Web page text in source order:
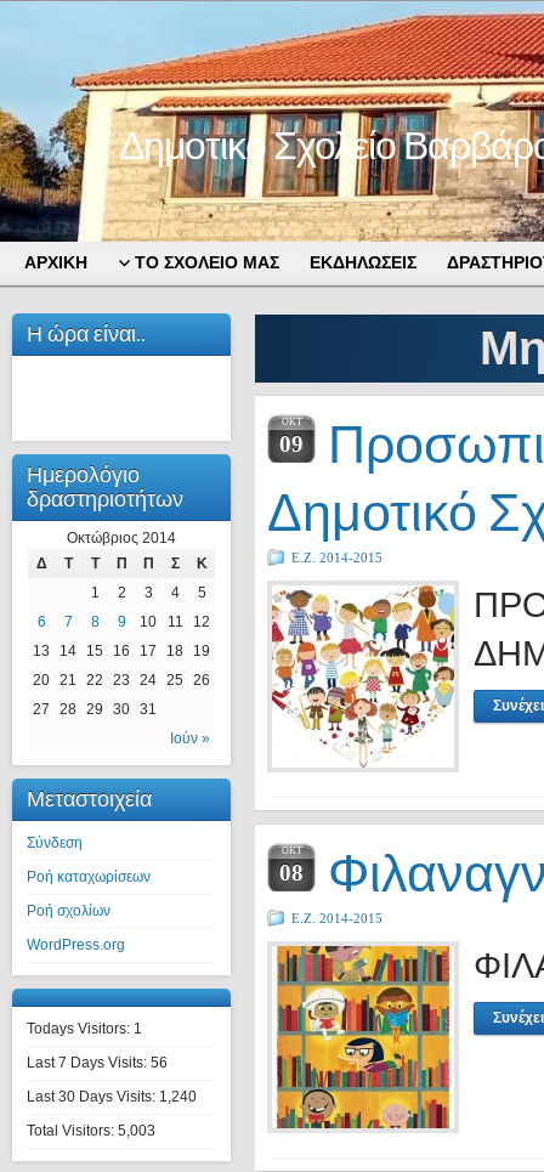
Δημοτικό Σχολείο
ΑΡΧΙΚΗ ΤΟ ΣΧΟΛΕΙΟ ΜΑΣ ΕΚΔΗΛΩΣΕΙΣ
Η ώρα είναι..
Ημερολόγιο
δραστηριοτήτων
Οκτώβριος 2014
Δ
Τ Τ Π Π Σ Κ
Ιούν »
1 2 3 4
5
6
7 8 9 10 11
12
13
14 15 16 17 18
19
20 21 22 23 24 25
26
27
28 29 30 31
Μεταστοιχεία
Σύνδεση
Ροή καταχωρίσεων
Ροή σχολίων
WordPress.org
Todays Visitors: 1
Last 7 Days Visits: 56
Last 30 Days Visits: 1,240
Total Visitors: 5,003
ΟΚΤ
09
Δημοτικό
Ε.Ζ. 2014-2015
ΟΚΤ
08
Ε.Ζ. 2014-2015